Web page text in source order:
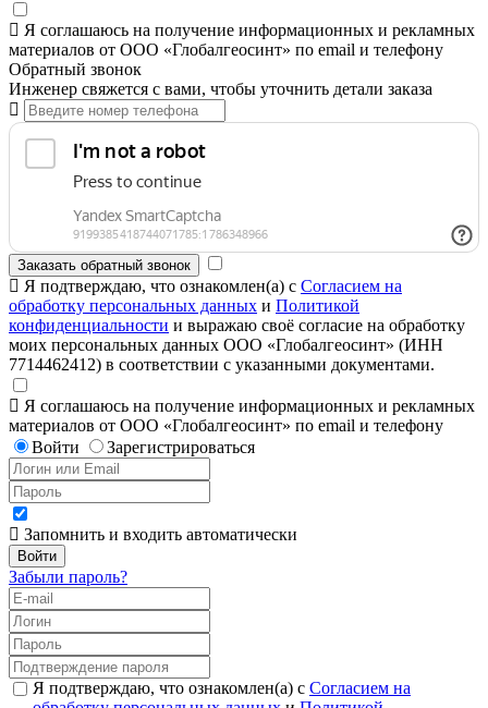
Я соглашаюсь на получение информационных и рекламных
материалов от ООО «Глобалгеосинт» по email и телефону
Обратный звонок
Инженер свяжется с вами, чтобы уточнить детали заказа
Заказать обратный звонок
Я подтверждаю, что ознакомлен(а) с Согласием на
обработку персональных данных и Политикой
конфиденциальности и выражаю своё согласие на обработку
моих персональных данных ООО «Глобалгеосинт» (ИНН
7714462412) в соответствии с указанными документами.
Я соглашаюсь на получение информационных и рекламных
материалов от ООО «Глобалгеосинт» по email и телефону
Войти
Зарегистрироваться
Запомнить и входить автоматически
Забыли пароль?
Я подтверждаю, что ознакомлен(а) с Согласием на